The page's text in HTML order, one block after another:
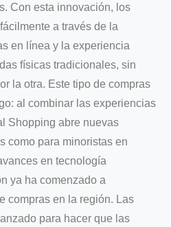
Con esta innovación, los
a través de la
en línea y la experiencia
físicas tradicionales, sin
la otra. Este tipo de compras
al combinar las experiencias
Shopping abre nuevas
como para minoristas en
en tecnología
ya ha comenzado a
compras en la región. Las
para hacer que las